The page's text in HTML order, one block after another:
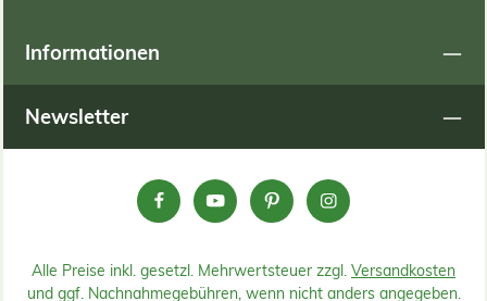
Informationen
Newsletter
Alle Preise inkl. gesetzl. Mehrwertsteuer zzgl. Versandkosten
und ggf. Nachnahmegebühren, wenn nicht anders angegeben.